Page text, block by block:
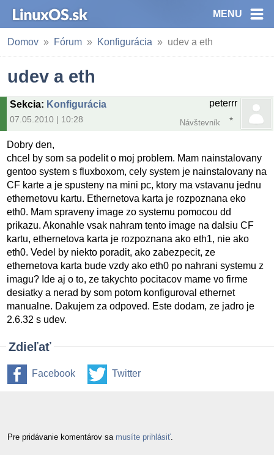
MENU
Domov Fórum Konfigurácia udev a eth
udev a eth
Sekcia: Konfigurácia
07.05.2010 | 10:28
peterrr
Návštevník
Dobry den,
chcel by som sa podelit o moj problem. Mam nainstalovany
gentoo system s fluxboxom, cely system je nainstalovany na
CF karte a je spusteny na mini pc, ktory ma vstavanu jednu
ethernetovu kartu. Ethernetova karta je rozpoznana eko
eth0. Mam spraveny image zo systemu pomocou dd
prikazu. Akonahle vsak nahram tento image na dalsiu CF
kartu, ethernetova karta je rozpoznana ako eth1, nie ako
eth0. Vedel by niekto poradit, ako zabezpecit, ze
ethernetova karta bude vzdy ako eth0 po nahrani systemu z
imagu? Ide aj o to, ze takychto pocitacov mame vo firme
desiatky a nerad by som potom konfiguroval ethernet
manualne. Dakujem za odpoved. Este dodam, ze jadro je
2.6.32 s udev.
Zdieľať
Facebook Twitter
Pre pridávanie komentárov sa musíte prihlásiť